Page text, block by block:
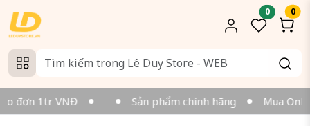
0 0
đơn 1tr VNĐ Sản phẩm chính hãng Mua